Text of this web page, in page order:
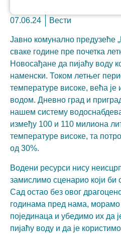
07.06.24 Вести
Јавно комунално предузеће
сваке године пре почетка
Новосађане да пијаћу воду
наменски. Током летњег
температуре високе, већа је
водом. Дневно град и
нашем систему
између 100 и 110 милиона
температуре високе, та
од 30%.
Водени ресурси нису
замислимо сценарио који би
Сад остао без овог
годинама пред нама,
појединаца и убедимо их да
пијаћу воду и да је
These
cookies are
not optional.
They are
needed for
the website
to function.
Статистика
In order for
us to
improve the
functionality
and
structure,
how the
website is
used.